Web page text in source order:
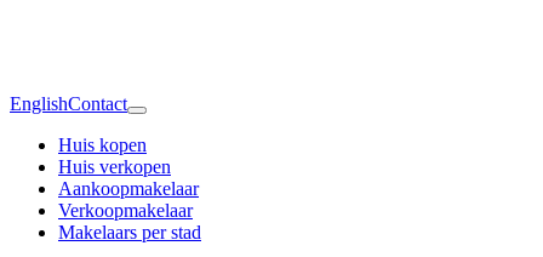
EnglishContact
Huis kopen
Huis verkopen
Aankoopmakelaar
Verkoopmakelaar
Makelaars per stad